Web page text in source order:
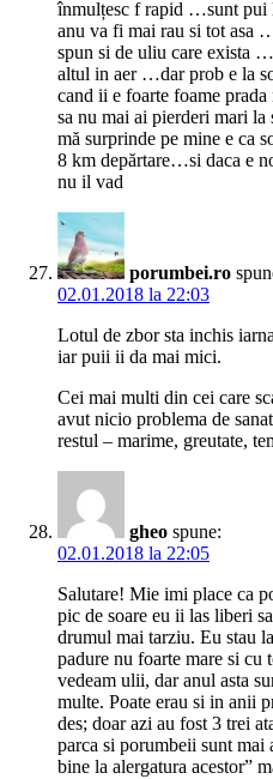
înmulțesc f rapid …sunt pui
anu va fi mai rau si tot asa
spun si de uliu care exista
altul in aer …dar prob e la
cand ii e foarte foame
sa nu mai ai pierderi mari la
mă surprinde pe mine e ca
8 km depărtare…si daca e
nu il vad
porumbei.ro
02.01.2018 la 22:03
Lotul de zbor sta inchis
iar puii ii da mai mici.
Cei mai multi din cei care
avut nicio problema de
restul – marime, greutate,
gheo spune:
02.01.2018 la 22:05
Salutare! Mie imi place ca
pic de soare eu ii las liberi
drumul mai tarziu. Eu stau
padure nu foarte mare si cu
vedeam ulii, dar anul asta
multe. Poate erau si in anii
des; doar azi au fost 3 trei
parca si porumbeii sunt mai
bine la alergatura acestor”